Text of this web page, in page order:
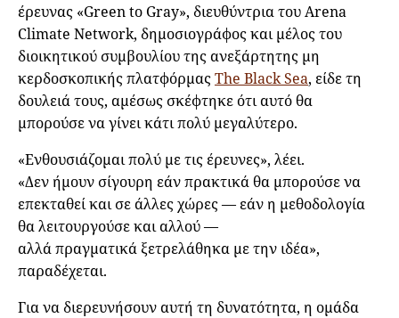
έρευνας «Green to Gray», διευθύντρια του Arena
Climate Network, δημοσιογράφος και μέλος του
διοικητικού συμβουλίου της ανεξάρτητης μη
κερδοσκοπικής πλατφόρμαςThe Black Sea, είδε τη
δουλειά τους, αμέσως σκέφτηκε ότι αυτό θα
μπορούσε να γίνει κάτι πολύ μεγαλύτερο.
«Ενθουσιάζομαι πολύ με τις έρευνες», λέει.
«Δεν ήμουν σίγουρη εάν πρακτικά θα μπορούσε να
επεκταθεί και σε άλλες χώρες — εάν η μεθοδολογία
θα λειτουργούσε και αλλού —
αλλά πραγματικά ξετρελάθηκα με την ιδέα»,
παραδέχεται.
Για να διερευνήσουν αυτή τη δυνατότητα, η ομάδα